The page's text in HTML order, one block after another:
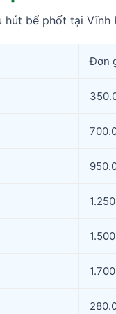
bể phốt tại Vĩnh
Đơn